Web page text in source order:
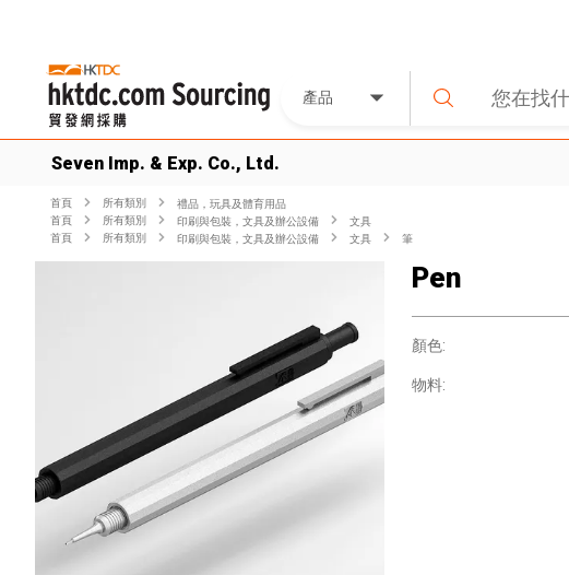
產品
Seven Imp. & Exp. Co., Ltd.
首頁 所有類別
禮品，玩具及體育用品
首頁
所有類別 印刷與包裝，文具及辦公設備
文具
首頁
所有類別 印刷與包裝，文具及辦公設備 文具 筆
Pen
顏色:
物料: